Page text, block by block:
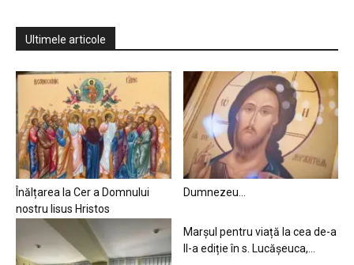
Ultimele articole
Înălțarea la Cer a Domnului
nostru Iisus Hristos
Dumnezeu…
Marșul pentru viață la cea de-a
II-a ediție în s. Lucășeuca,...